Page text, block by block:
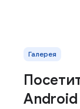
Галерея
Android